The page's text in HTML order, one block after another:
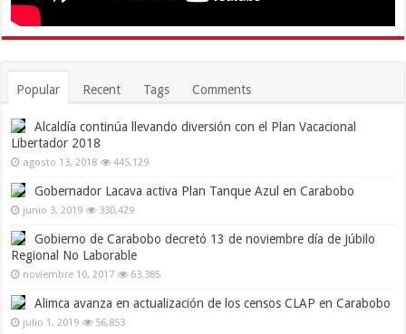
Popular Recent Tags Comments
Alcaldía continúa llevando diversión con el Plan Vacacional
Libertador 2018
agosto 13, 2018 445,129
Gobernador Lacava activa Plan Tanque Azul en Carabobo
junio 3, 2019 330,429
Gobierno de Carabobo decretó 13 de noviembre día de Júbilo
Regional No Laborable
noviembre 10, 2017 63,385
Alimca avanza en actualización de los censos CLAP en Carabobo
julio 1, 2019 56,853